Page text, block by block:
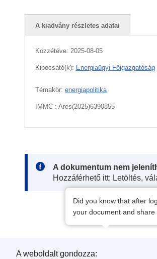
A kiadvány részletes adatai
Közzétéve: 2025-08-05
Kibocsátó(k): Energiaügyi Főigazgatóság
Témakör: energiapolitika
IMMC : Ares(2025)6390855
Note:
A dokumentum nem
Hozzáférhető itt: Letöltés,
Did you know that after
your document and
A weboldalt gondozza: